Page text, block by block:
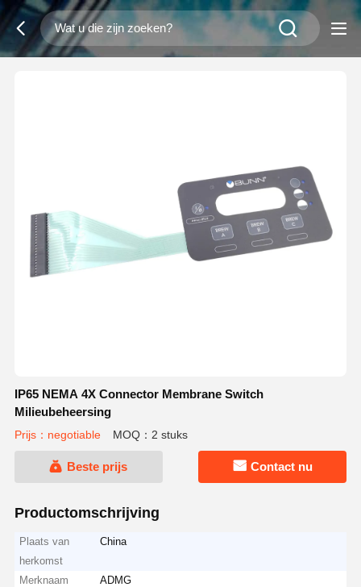
IP65 NEMA 4X Connector Membrane Switch
Milieubeheersing
Prijs：negotiable MOQ：2 stuks
Beste prijs Contact nu
Productomschrijving
Plaats van
herkomst
China
Merknaam
ADMG